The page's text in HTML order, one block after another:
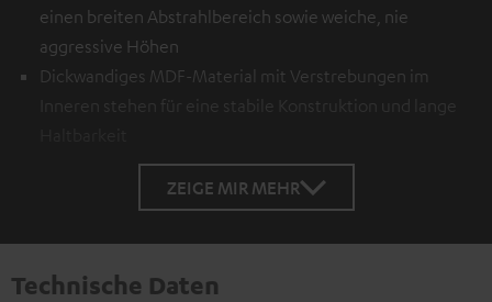
einen breiten Abstrahlbereich sowie weiche, nie
aggressive Höhen
Dickwandiges MDF-Material mit Verstrebungen im
Inneren stehen für eine stabile Konstruktion und lange
ZEIGE MIR MEHR
Technische Daten